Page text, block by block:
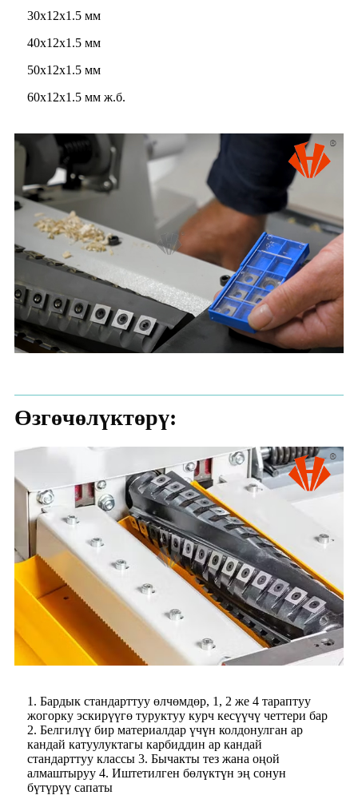
30x12x1.5 мм
40x12x1.5 мм
50x12x1.5 мм
60x12x1.5 мм ж.б.
Өзгөчөлүктөрү:
1. Бардык стандарттуу өлчөмдөр, 1, 2 же 4 тараптуу
жогорку эскирүүгө туруктуу курч кесүүчү четтери бар
2. Белгилүү бир материалдар үчүн колдонулган ар
кандай катуулуктагы карбиддин ар кандай
стандарттуу классы 3. Бычакты тез жана оңой
алмаштыруу 4. Иштетилген бөлүктүн эң сонун
бүтүрүү сапаты